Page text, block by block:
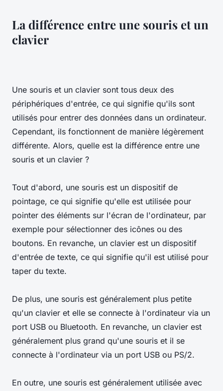
La différence entre une souris et un
clavier
Une souris et un clavier sont tous deux des
périphériques d'entrée, ce qui signifie qu'ils sont
utilisés pour entrer des données dans un ordinateur.
Cependant, ils fonctionnent de manière légèrement
différente. Alors, quelle est la différence entre une
souris et un clavier ?
Tout d'abord, une souris est un dispositif de
pointage, ce qui signifie qu'elle est utilisée pour
pointer des éléments sur l'écran de l'ordinateur, par
exemple pour sélectionner des icônes ou des
boutons. En revanche, un clavier est un dispositif
d'entrée de texte, ce qui signifie qu'il est utilisé pour
taper du texte.
De plus, une souris est généralement plus petite
qu'un clavier et elle se connecte à l'ordinateur via un
port USB ou Bluetooth. En revanche, un clavier est
généralement plus grand qu'une souris et il se
connecte à l'ordinateur via un port USB ou PS/2.
En outre, une souris est généralement utilisée avec